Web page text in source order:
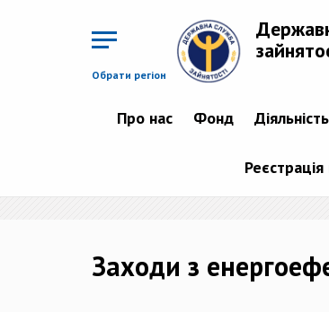
Обрати регіон
Про нас Фонд Діяльність
Реєстрація
Заходи з